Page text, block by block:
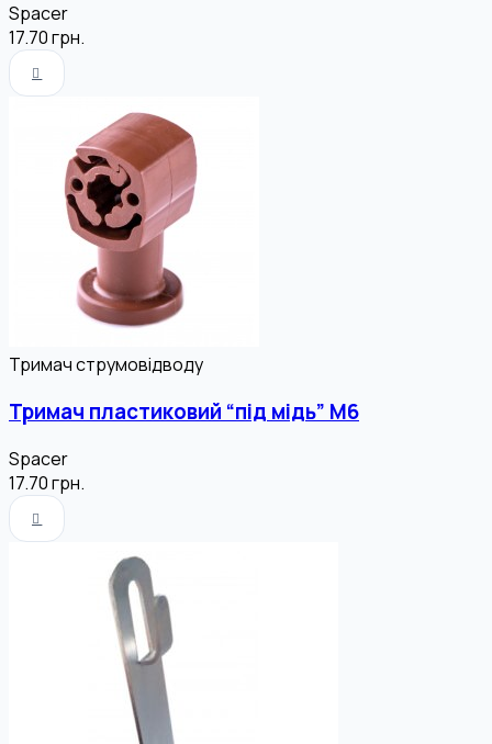
Spacer
17.70грн.
Тримач струмовідводу
Тримач пластиковий “під мідь” М6
Spacer
17.70грн.